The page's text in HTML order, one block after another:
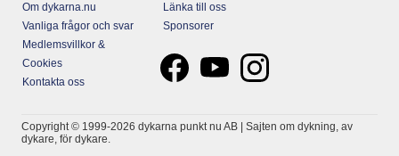
Om dykarna.nu
Vanliga frågor och svar
Medlemsvillkor &
Cookies
Kontakta oss
Länka till oss
Sponsorer
Copyright © 1999-2026 dykarna punkt nu AB | Sajten om dykning, av
dykare, för dykare.